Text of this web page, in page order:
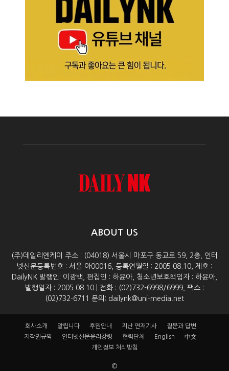
ABOUT US
(주)데일리엔케이 주소 : (04018) 서울시 마포구 동교로 59, 2층, 인터
넷신문등록번호 : 서울 아00016, 등록연월일 : 2005.08.10, 제호 :
DailyNK 발행인: 이광백, 편집인 : 하윤아, 청소년보호책임자 : 하윤아,
발행일자 : 2005.08.10 | 전화 : (02)732-6998/6999, 팩스 :
(02)732-6711 문의: dailynk@uni-media.net
회사소개 알립니다 후원안내 지난 연재기사
질문과 답변
저작권규약
인터넷신문윤리강령 협력단체 English
中文
개인정보 처리방침
©